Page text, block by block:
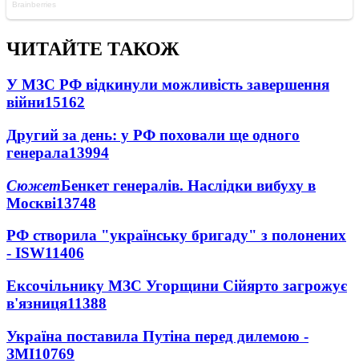
ЧИТАЙТЕ ТАКОЖ
У МЗС РФ відкинули можливість завершення
війни15162
Другий за день: у РФ поховали ще одного
генерала13994
СюжетБенкет генералів. Наслідки вибуху в
Москві13748
РФ створила "українську бригаду" з полонених
- ISW11406
Ексочільнику МЗС Угорщини Сійярто загрожує
в'язниця11388
Україна поставила Путіна перед дилемою -
ЗМІ10769